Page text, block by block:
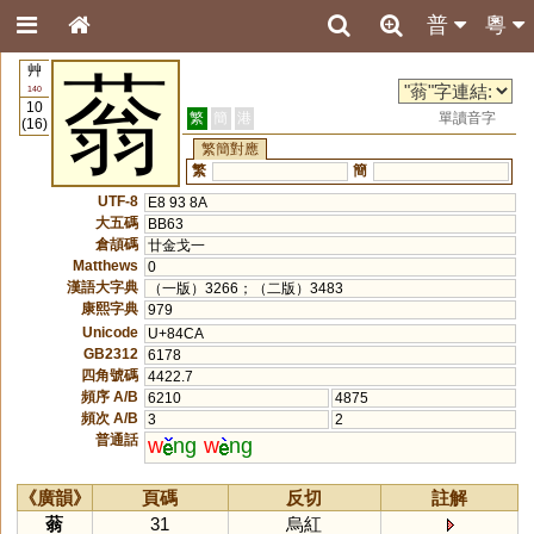
粵
普
艸
140
10
(16)
蓊 繁 簡 港
單讀音字
繁簡對應
繁
簡
UTF-8
E8 93 8A
大五碼
BB63
倉頡碼 廿金戈一
Matthews
0
漢語大字典
（一版）3266；（二版）3483
康熙字典 979
Unicode
U+84CA
GB2312
6178
四角號碼 4422.7
頻序 A/B
6210
4875
頻次 A/B
3
2
普通話 w ng w ng
《廣韻》 頁碼 反切
註解
蓊
31 烏紅